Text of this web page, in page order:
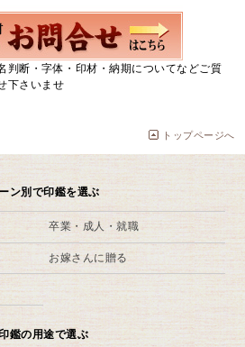
判断・字体・印材・納期についてなどご質
下さいませ
トップページへ
ン別で印鑑を選ぶ
卒業・成人・就職
お嫁さんに贈る
鑑の用途で選ぶ